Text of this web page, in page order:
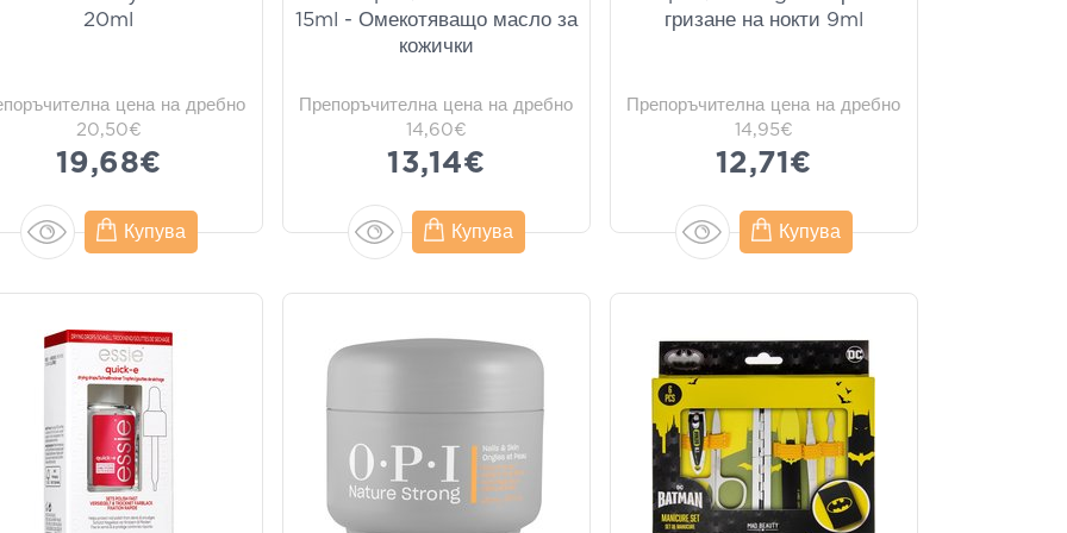
20ml
цена на дребно
20,50€
19,68€
Купува
15ml - Омекотяващо масло за
кожички
Препоръчителна цена на дребно
14,60€
13,14€
Купува
гризане на нокти 9ml
Препоръчителна цена на дребно
14,95€
12,71€
Купува